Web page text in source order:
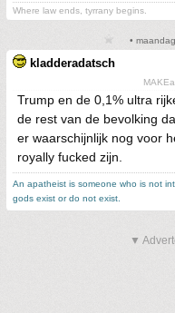
Where law ends, tyrrany begins.
•
kladderadatsch
Trump en de 0,1% ultra
de rest van de bevolking
er waarschijnlijk nog voor
royally fucked zijn.
An apatheist is someone who is not
gods exist or do not exist.
▼